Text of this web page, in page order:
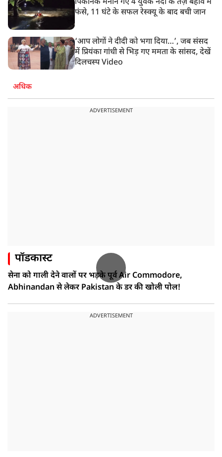
फंसे, 11 घंटे के सफल रेस्क्यू के बाद बची जान
‘आप लोगों ने दीदी को भगा दिया…’, जब संसद
में प्रियंका गांधी से भिड़ गए ममता के सांसद, देखें
दिलचस्प Video
अधिक
ADVERTISEMENT
पॉडकास्ट
सेना को गाली देने वालों पर भड़के पूर्व Air Commodore,
Abhinandan से लेकर Pakistan के डर की खोली पोल!
ADVERTISEMENT